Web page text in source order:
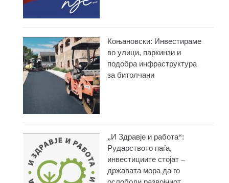
Коњановски: Инвестираме
во улици, паркинзи и
подобра инфраструктура
за битолчани
„И Здравје и работа“:
Рударството паѓа,
инвестициите стојат –
државата мора да го